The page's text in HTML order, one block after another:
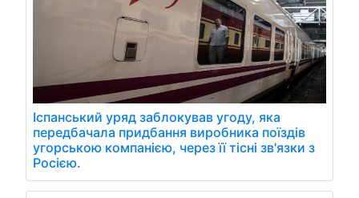
Іспанський уряд заблокував угоду, яка
передбачала придбання виробника поїздів
угорською компанією, через її тісні зв'язки з
Росією.